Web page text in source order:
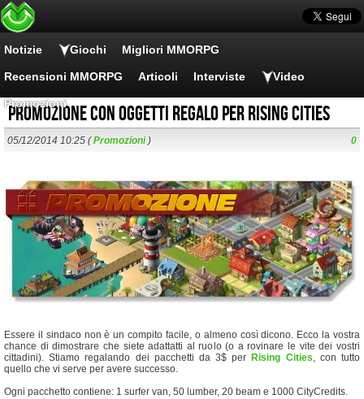
Notizie Giochi Migliori MMORPG
Recensioni MMORPG Articoli Interviste Video
Promozioni
Promozione con oggetti regalo per Rising Cities
05/12/2014 10:25 (Promozioni) 0
Essere il sindaco non è un compito facile, o almeno così dicono. Ecco la vostra
chance di dimostrare che siete adattatti al ruolo (o a rovinare le vite dei vostri
cittadini). Stiamo regalando dei pacchetti da 3$ per Rising Cities, con tutto
quello che vi serve per avere successo.
Ogni pacchetto contiene: 1 surfer van, 50 lumber, 20 beam e 1000 CityCredits.